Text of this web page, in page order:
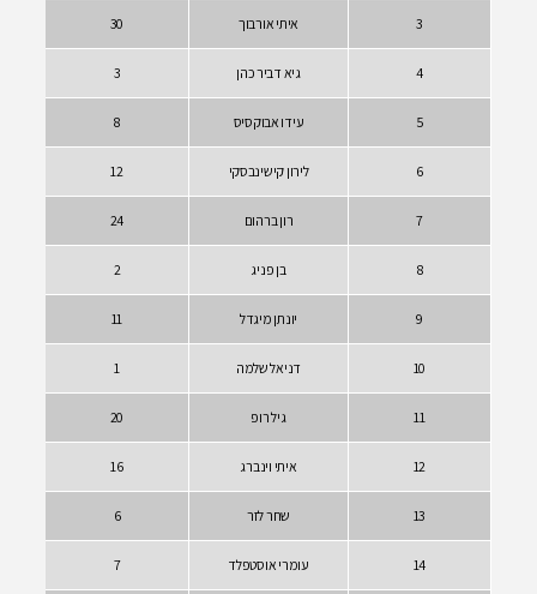
איתי אורבוך 30
גיא דביר כהן 3
עידו אבוקסיס 8
לירון קישינבסקי 12
רון ברהום 24
בן פניג 2
יונתן מיגדל 11
דניאל שלמה 1
גיל רופ 20
איתי וינברג 16
שחר לזר 6
עומרי אוסטפלד 7